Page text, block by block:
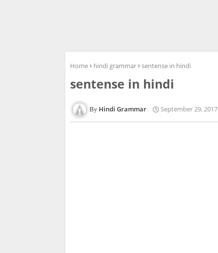
Home hindi grammar sentense in hindi
sentense in hindi
Hindi Grammar September 29, 2017